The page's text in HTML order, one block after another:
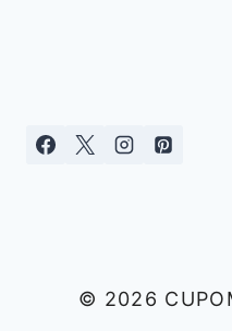
© 2026